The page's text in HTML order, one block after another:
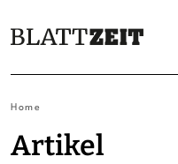
Home
Artikel